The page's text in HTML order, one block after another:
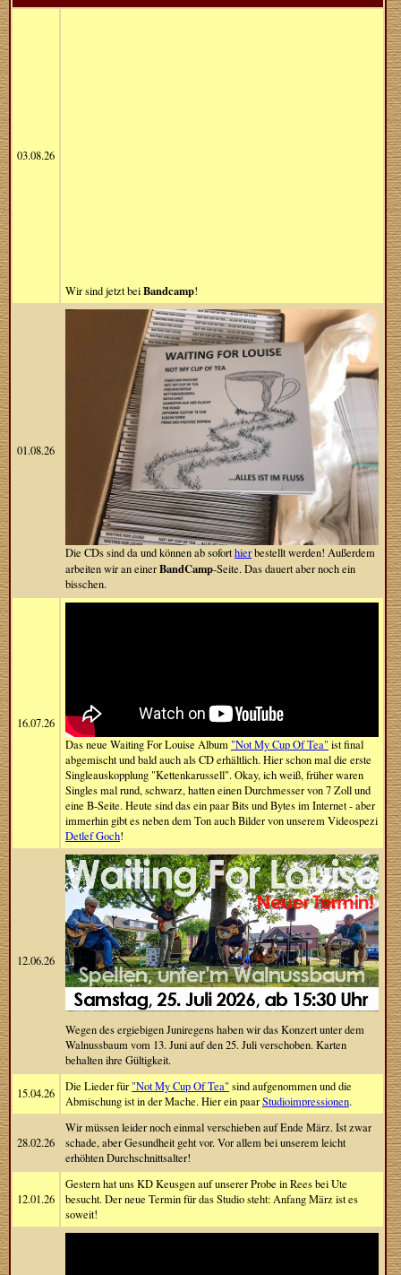
03.08.26
Wir sind jetzt beiBandcamp!
01.08.26
Die CDs sind da und können ab soforthierbestellt werden! Außerdem
arbeiten wir an einerBandCamp-Seite. Das dauert aber noch ein
bisschen.
16.07.26
Das neue Waiting For Louise Album "Not My Cup Of Tea" ist final
abgemischt und bald auch als CD erhältlich. Hier schon mal die erste
Singleauskopplung "Kettenkarussell". Okay, ich weiß, früher waren
Singles mal rund, schwarz, hatten einen Durchmesser von 7 Zoll und
eine B-Seite. Heute sind das ein paar Bits und Bytes im Internet - aber
immerhin gibt es neben dem Ton auch Bilder von unserem Videospezi
Detlef Goch!
12.06.26
Wegen des ergiebigen Juniregens haben wir das Konzert unter dem
Walnussbaum vom 13. Juni auf den 25. Juli verschoben. Karten
behalten ihre Gültigkeit.
15.04.26 Die Lieder für "Not My Cup Of Tea" sind aufgenommen und die
Abmischung ist in der Mache. Hier ein paarStudioimpressionen.
28.02.26
Wir müssen leider noch einmal verschieben auf Ende März. Ist zwar
schade, aber Gesundheit geht vor. Vor allem bei unserem leicht
erhöhten Durchschnittsalter!
12.01.26
Gestern hat uns KD Keusgen auf unserer Probe in Rees bei Ute
besucht. Der neue Termin für das Studio steht: Anfang März ist es
soweit!